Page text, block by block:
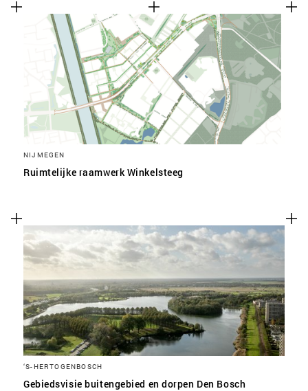
NIJMEGEN
Ruimtelijke raamwerk Winkelsteeg
‘S-HERTOGENBOSCH
Gebiedsvisie buitengebied en dorpen Den Bosch